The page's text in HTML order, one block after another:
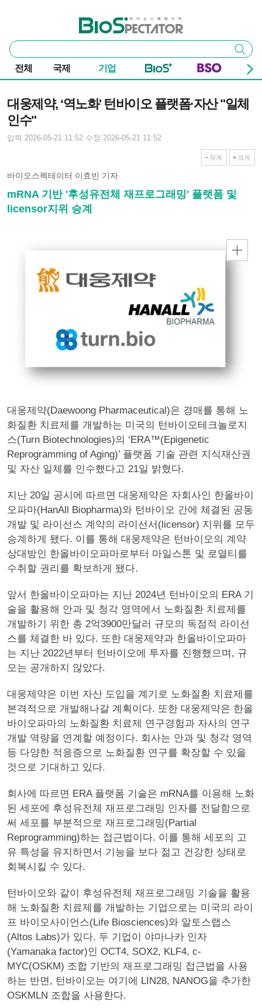
바이오스펙테이터
통
합
검
색
검색
전체 국제 기업
대웅제약, ‘역노화' 턴바이오 플랫폼·자산 "일체
인수"
입력 2026-05-21 11:52 수정 2026-05-21 11:52
작게 크게
바이오스펙테이터 이효빈 기자
mRNA 기반 '후성유전체 재프로그래밍' 플랫폼 및
licensor지위 승계
대웅제약(Daewoong Pharmaceutical)은 경매를 통해 노
화질환 치료제를 개발하는 미국의 턴바이오테크놀로지
스(Turn Biotechnologies)의 ‘ERA™(Epigenetic
Reprogramming of Aging)’ 플랫폼 기술 관련 지식재산권
및 자산 일체를 인수했다고 21일 밝혔다.
지난 20일 공시에 따르면 대웅제약은 자회사인 한올바이
오파마(HanAll Biopharma)와 턴바이오 간에 체결된 공동
개발 및 라이선스 계약의 라이선서(licensor) 지위를 모두
승계하게 됐다. 이를 통해 대웅제약은 턴바이오의 계약
상대방인 한올바이오파마로부터 마일스톤 및 로열티를
수취할 권리를 확보하게 됐다.
앞서 한올바이오파마는 지난 2024년 턴바이오의 ERA 기
술을 활용해 안과 및 청각 영역에서 노화질환 치료제를
개발하기 위한 총 2억3900만달러 규모의 독점적 라이선
스를 체결한 바 있다. 또한 대웅제약과 한올바이오파마
는 지난 2022년부터 턴바이오에 투자를 진행했으며, 규
모는 공개하지 않았다.
대웅제약은 이번 자산 도입을 계기로 노화질환 치료제를
본격적으로 개발해나갈 계획이다. 또한 대웅제약은 한올
바이오파마의 노화질환 치료제 연구경험과 자사의 연구
개발 역량을 연계할 예정이다. 회사는 안과 및 청각 영역
등 다양한 적응증으로 노화질환 연구를 확장할 수 있을
것으로 기대하고 있다.
회사에 따르면 ERA 플랫폼 기술은 mRNA를 이용해 노화
된 세포에 후성유전체 재프로그래밍 인자를 전달함으로
써 세포를 부분적으로 재프로그래밍(Partial
Reprogramming)하는 접근법이다. 이를 통해 세포의 고
유 특성을 유지하면서 기능을 보다 젊고 건강한 상태로
회복시킬 수 있다.
턴바이오와 같이 후성유전체 재프로그래밍 기술을 활용
해 노화질환 치료제를 개발하는 기업으로는 미국의 라이
프 바이오사이언스(Life Biosciences)와 알토스랩스
(Altos Labs)가 있다. 두 기업이 야마나카 인자
(Yamanaka factor)인 OCT4, SOX2, KLF4, c-
MYC(OSKM) 조합 기반의 재프로그래밍 접근법을 사용
하는 반면, 턴바이오는 여기에 LIN28, NANOG을 추가한
OSKMLN 조합을 사용한다.